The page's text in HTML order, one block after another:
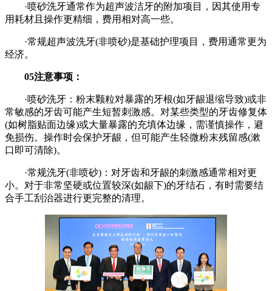
·喷砂洗牙通常作为超声波洁牙的附加项目，因其使用专
用耗材且操作更精细，费用相对高一些。
·常规超声波洗牙(非喷砂)是基础护理项目，费用通常更为
经济。
05注意事项：
·喷砂洗牙：粉末颗粒对暴露的牙根(如牙龈退缩导致)或非
常敏感的牙齿可能产生短暂刺激感。对某些类型的牙齿修复体
(如树脂贴面边缘)或大量暴露的充填体边缘，需谨慎操作，避
免损伤。操作时会保护牙龈，但可能产生轻微粉末残留感(漱
口即可清除)。
·常规洗牙(非喷砂)：对牙齿和牙龈的刺激感通常相对更
小。对于非常坚硬或位置较深(如龈下)的牙结石，有时需要结
合手工刮治器进行更完整的清理。